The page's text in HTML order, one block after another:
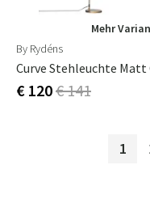
Mehr
By Rydéns
€ 120€ 141
1